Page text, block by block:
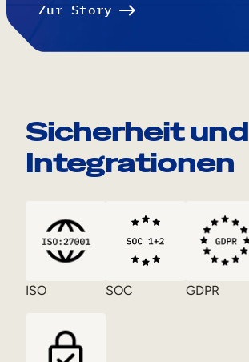
Zur Story
Sicherheit und
Integrationen
ISO SOC GDPR